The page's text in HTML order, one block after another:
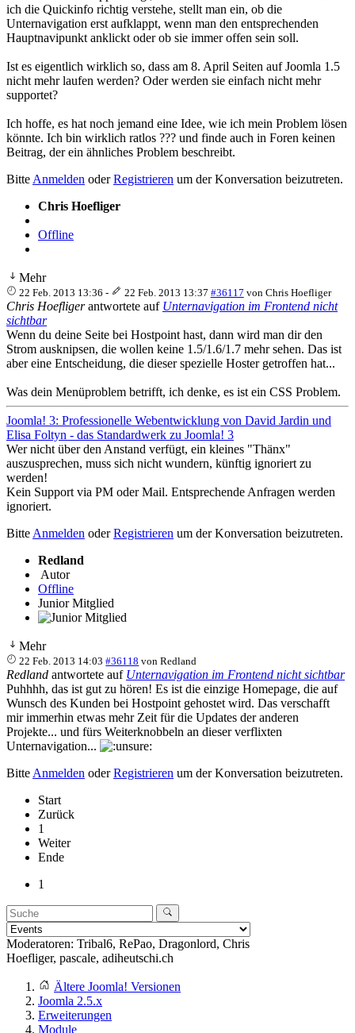
ich die Quickinfo richtig verstehe, stellt man ein, ob die
Unternavigation erst aufklappt, wenn man den entsprechenden
Hauptnavipunkt anklickt oder ob sie immer offen sein soll.
Ist es eigentlich wirklich so, dass am 8. April Seiten auf Joomla 1.5
nicht mehr laufen werden? Oder werden sie einfach nicht mehr
supportet?
Ich hoffe, es hat noch jemand eine Idee, wie ich mein Problem lösen
könnte. Ich bin wirklich ratlos ??? und finde auch in Foren keinen
Beitrag, der ein ähnliches Problem beschreibt.
Bitte Anmelden oderRegistrieren um der Konversation beizutreten.
Chris Hoefliger
Offline
Mehr
22 Feb. 2013 13:36 - 22 Feb. 2013 13:37 #36117 von Chris Hoefliger
Chris Hoefligerantwortete auf Unternavigation im Frontend nicht
sichtbar
Wenn du deine Seite bei Hostpoint hast, dann wird man dir den
Strom ausknipsen, die wollen keine 1.5/1.6/1.7 mehr sehen. Das ist
aber eine Entscheidung, die dieser spezielle Hoster getroffen hat...
Was dein Menüproblem betrifft, ich denke, es ist ein CSS Problem.
Joomla! 3: Professionelle Webentwicklung von David Jardin und
Elisa Foltyn - das Standardwerk zu Joomla! 3
Wer nicht über den Anstand verfügt, ein kleines "Thänx"
auszusprechen, muss sich nicht wundern, künftig ignoriert zu
werden!
Kein Support via PM oder Mail. Entsprechende Anfragen werden
ignoriert.
Bitte Anmelden oderRegistrieren um der Konversation beizutreten.
Redland
Autor
Offline
Junior Mitglied
Mehr
22 Feb. 2013 14:03 #36118 vonRedland
Redland antwortete auf Unternavigation im Frontend nicht sichtbar
Puhhhh, das ist gut zu hören! Es ist die einzige Homepage, die auf
Wunsch des Kunden bei Hostpoint gehostet wird. Das verschafft
mir immerhin etwas mehr Zeit für die Updates der anderen
Projekte... und fürs Weiterknobbeln an dieser verflixten
Unternavigation...
Bitte Anmelden oderRegistrieren um der Konversation beizutreten.
Start
Zurück
1
Weiter
Ende
1
Moderatoren: Tribal6, RePao, Dragonlord, Chris
Hoefliger, pascale, adiheutschi.ch
Ältere Joomla! Versionen
Joomla 2.5.x
Erweiterungen
Module